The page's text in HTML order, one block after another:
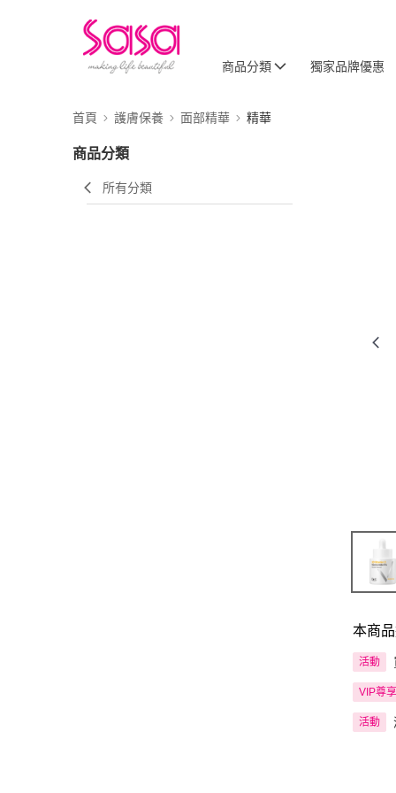
商品分類 獨家品牌優惠
首頁 護膚保養 面部精華 精華
商品分類
所有分類
本商
活動
VIP尊享
活動